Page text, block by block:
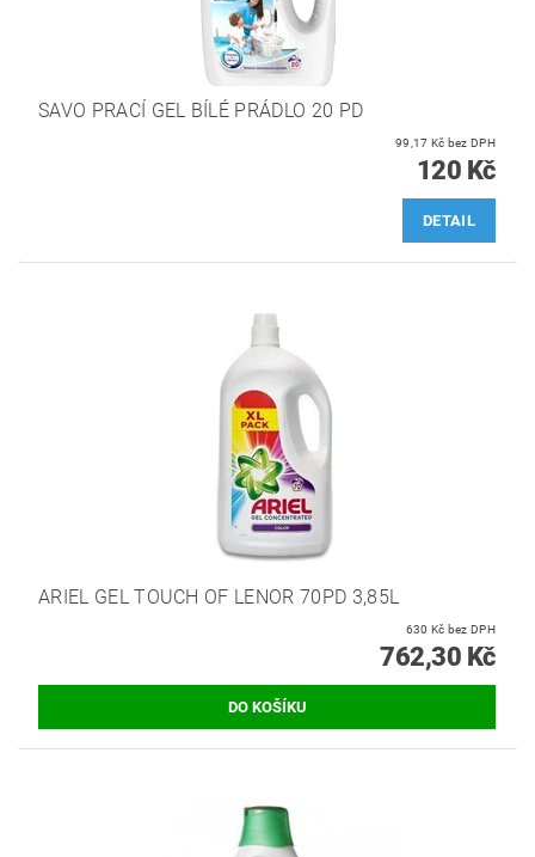
SAVO PRACÍ GEL BÍLÉ PRÁDLO 20 PD
99,17 Kč bez DPH
120 Kč
DETAIL
ARIEL GEL TOUCH OF LENOR 70PD 3,85L
630 Kč bez DPH
762,30 Kč